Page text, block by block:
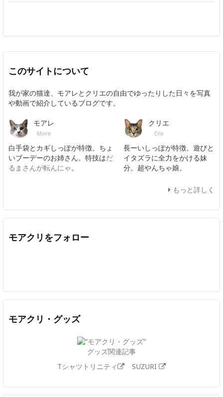
このサイトについて
我が家の猫達、モアレとクリエの自由でゆったりした日々を写真
や動画で紹介しているブログです。
モアレ
Moire
白手袋とカギしっぽが特徴。ちょ
いブーデーのお姉さん。特技はだ
るまさんが転んにゃ。
クリエ
Crie
長ーいしっぽが特徴。遊びと
イタズラに全力をかける妹
分。超やんちゃ娘。
もっと詳しく
モアクリをフォロー
モアクリ・グッズ
グッズ関連記事
Tシャツトリニティ
SUZURI